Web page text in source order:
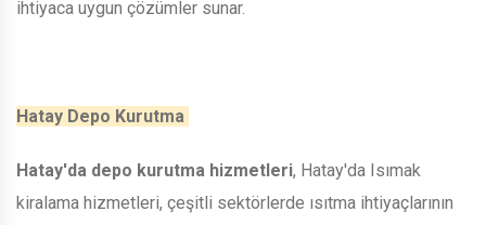
ihtiyaca uygun çözümler sunar.
Hatay Depo Kurutma
Hatay'da depo kurutma hizmetleri, Hatay'da Isımak
kiralama hizmetleri, çeşitli sektörlerde ısıtma ihtiyaçlarının